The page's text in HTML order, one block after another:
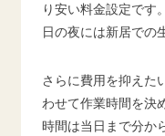
り安い料金設定です
日の夜には新居での
さらに費用を抑えた
わせて作業時間を決
時間は当日まで分か